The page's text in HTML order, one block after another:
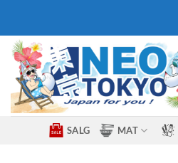
content
SALG MAT